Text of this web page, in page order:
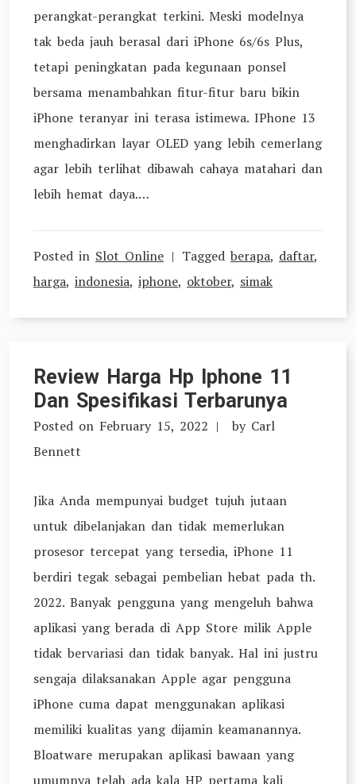
perangkat-perangkat terkini. Meski modelnya
tak beda jauh berasal dari iPhone 6s/6s Plus,
tetapi peningkatan pada kegunaan ponsel
bersama menambahkan fitur-fitur baru bikin
iPhone teranyar ini terasa istimewa. IPhone 13
menghadirkan layar OLED yang lebih cemerlang
agar lebih terlihat dibawah cahaya matahari dan
lebih hemat daya.…
Posted in Slot Online Tagged berapa, daftar,
harga, indonesia, iphone, oktober, simak
Review Harga Hp Iphone 11
Dan Spesifikasi Terbarunya
Posted on February 15, 2022 by Carl
Bennett
Jika Anda mempunyai budget tujuh jutaan
untuk dibelanjakan dan tidak memerlukan
prosesor tercepat yang tersedia, iPhone 11
berdiri tegak sebagai pembelian hebat pada th.
2022. Banyak pengguna yang mengeluh bahwa
aplikasi yang berada di App Store milik Apple
tidak bervariasi dan tidak banyak. Hal ini justru
sengaja dilaksanakan Apple agar pengguna
iPhone cuma dapat menggunakan aplikasi
memiliki kualitas yang dijamin keamanannya.
Bloatware merupakan aplikasi bawaan yang
umumnya telah ada kala HP pertama kali